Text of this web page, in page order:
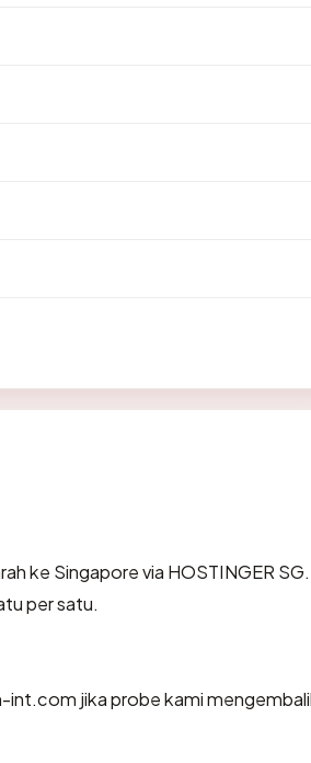
ke Singapore via HOSTINGER
per satu.
int.com jika probe kami